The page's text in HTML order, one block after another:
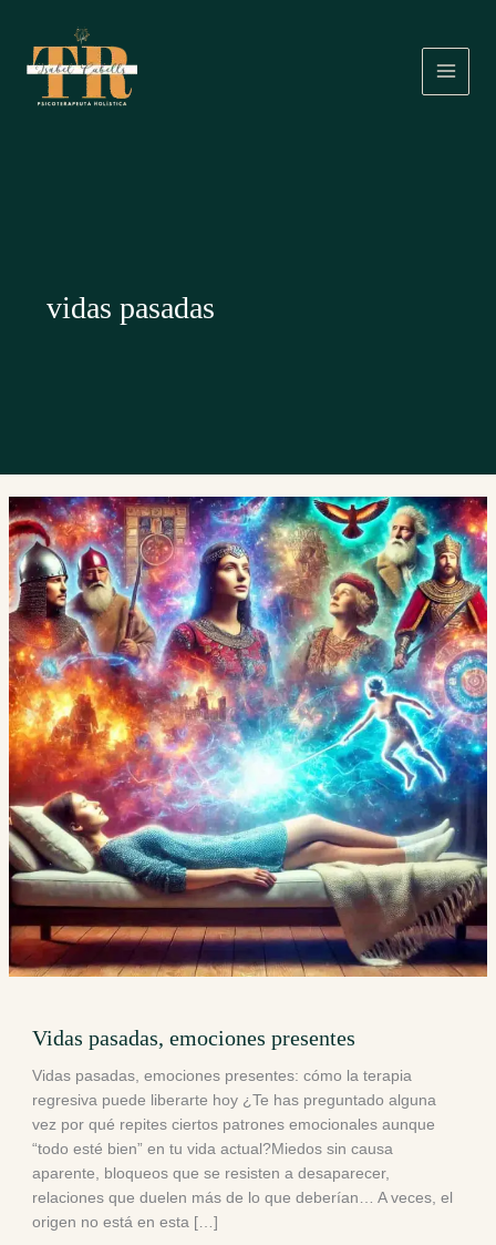
contenido
vidas pasadas
Vidas pasadas, emociones presentes
Vidas pasadas, emociones presentes: cómo la terapia
regresiva puede liberarte hoy ¿Te has preguntado alguna
vez por qué repites ciertos patrones emocionales aunque
“todo esté bien” en tu vida actual?Miedos sin causa
aparente, bloqueos que se resisten a desaparecer,
relaciones que duelen más de lo que deberían… A veces, el
origen no está en esta […]
Vidas
pasadas,
emociones
presentes